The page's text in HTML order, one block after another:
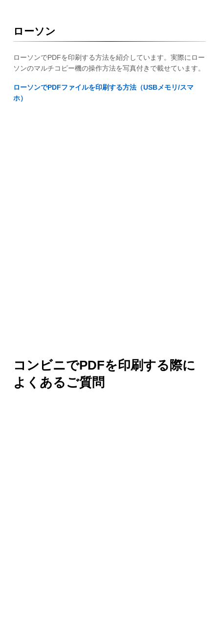
ローソン
ローソンでPDFを印刷する方法を紹介しています。実際にロー
ソンのマルチコピー機の操作方法を写真付きで載せています。
ローソンでPDFファイルを印刷する方法（USBメモリ/スマ
ホ）
コンビニでPDFを印刷する際に
よくあるご質問